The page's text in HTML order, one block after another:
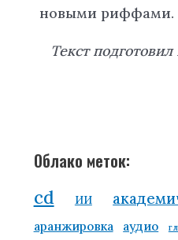
новыми риффами.
Текст
Облако меток:
cd ИИ
аранжировка аудио